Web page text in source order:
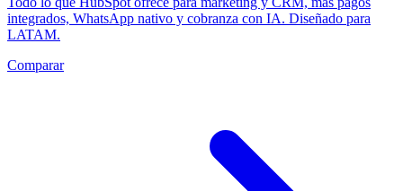
integrados, WhatsApp nativo y cobranza con IA. Diseñado para
LATAM.
Comparar